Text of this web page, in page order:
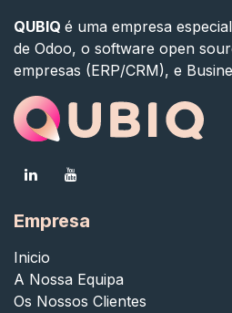
Empresa
Inicio
A Nossa Equipa
Os Nossos Clientes
QUBIQ é uma empresa
de Odoo, o software open
empresas (ERP/CRM), e